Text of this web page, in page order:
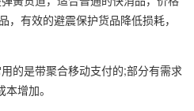
有效的避震保护货品降低损耗，
是带聚合移动支付的;部分有需求
增加。